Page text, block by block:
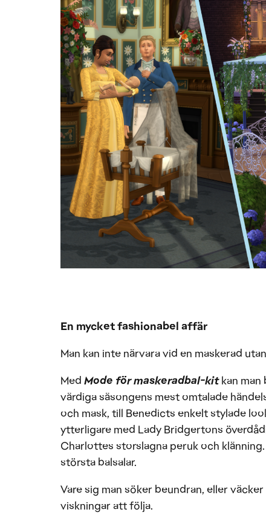
En mycket fashionabel affär
Man kan inte närvara vid en maskerad
Med Mode för maskeradbal-kitkan man
värdiga säsongens mest omtalade
och mask, till Benedicts enkelt stylade
ytterligare med Lady Bridgertons
Charlottes storslagna peruk och
största balsalar.
Vare sig man söker beundran, eller
viskningar att följa.